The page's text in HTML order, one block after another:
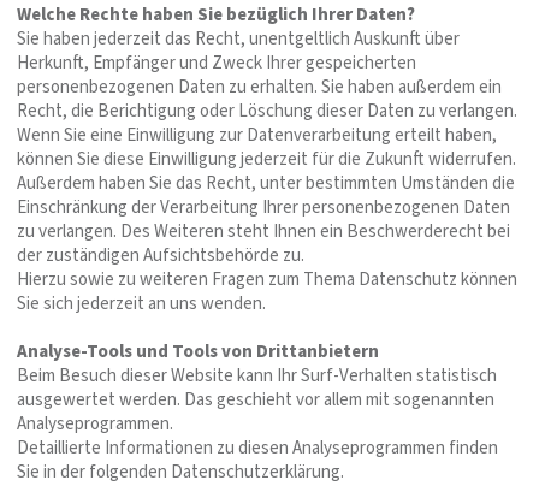
Welche Rechte haben Sie bezüglich Ihrer Daten?
Sie haben jederzeit das Recht, unentgeltlich Auskunft über
Herkunft, Empfänger und Zweck Ihrer gespeicherten
personenbezogenen Daten zu erhalten. Sie haben außerdem ein
Recht, die Berichtigung oder Löschung dieser Daten zu verlangen.
Wenn Sie eine Einwilligung zur Datenverarbeitung erteilt haben,
können Sie diese Einwilligung jederzeit für die Zukunft widerrufen.
Außerdem haben Sie das Recht, unter bestimmten Umständen die
Einschränkung der Verarbeitung Ihrer personenbezogenen Daten
zu verlangen. Des Weiteren steht Ihnen ein Beschwerderecht bei
der zuständigen Aufsichtsbehörde zu.
Hierzu sowie zu weiteren Fragen zum Thema Datenschutz können
Sie sich jederzeit an uns wenden.
Analyse-Tools und Tools von Drittanbietern
Beim Besuch dieser Website kann Ihr Surf-Verhalten statistisch
ausgewertet werden. Das geschieht vor allem mit sogenannten
Analyseprogrammen.
Detaillierte Informationen zu diesen Analyseprogrammen finden
Sie in der folgenden Datenschutzerklärung.